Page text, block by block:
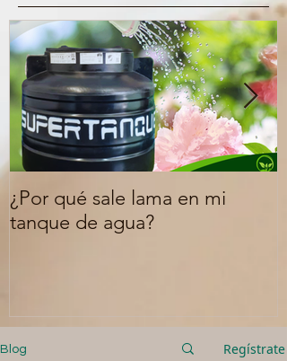
¿Por qué sale lama en mi
tanque de agua?
Blog Regístrate